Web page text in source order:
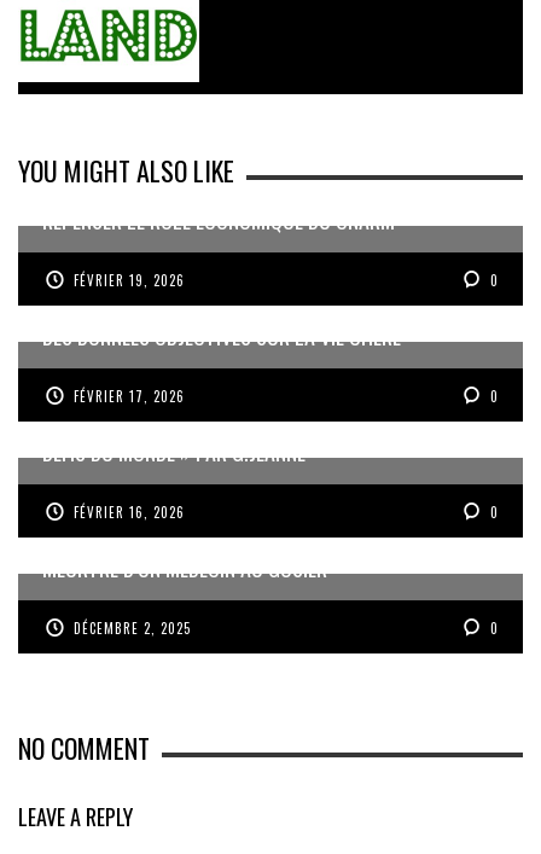
YOU MIGHT ALSO LIKE
REPENSER LE RÔLE ÉCONOMIQUE DU CNARM
FÉVRIER 19, 2026 0
DES DONNÉES OBJECTIVES SUR LA VIE CHÈRE
FÉVRIER 17, 2026 0
« UN GOSIER FIER, FORT ET RESPONSABLE FACE AUX
DÉFIS DU MONDE » PAR G.JEANNE
FÉVRIER 16, 2026 0
MEURTRE D’UN MÉDECIN AU GOSIER
DÉCEMBRE 2, 2025 0
NO COMMENT
LEAVE A REPLY